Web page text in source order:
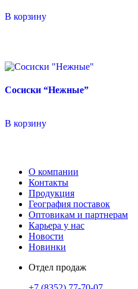
В корзину
Сосиски “Нежные”
В корзину
О компании
Контакты
Продукция
География поставок
Оптовикам и партнерам
Карьера у нас
Новости
Новинки
Отдел продаж